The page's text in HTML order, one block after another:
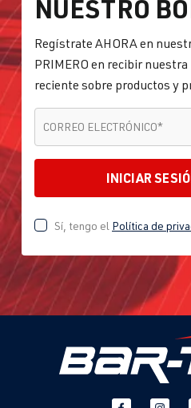
NUESTRO
Regístrate AHORA en
PRIMERO en recibir
reciente sobre productos y
CORREO ELECTRÓNICO*
INICIAR
Sí, tengo el Política de